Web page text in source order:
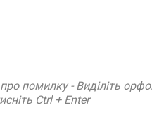
помилку - Виділіть
Ctrl + Enter